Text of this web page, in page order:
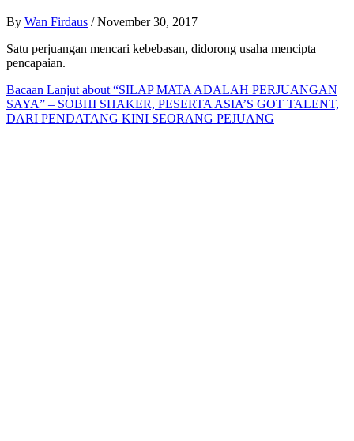
By Wan Firdaus / November 30, 2017
Satu perjuangan mencari kebebasan, didorong usaha mencipta
pencapaian.
Bacaan Lanjut about “SILAP MATA ADALAH PERJUANGAN
SAYA” – SOBHI SHAKER, PESERTA ASIA’S GOT TALENT,
DARI PENDATANG KINI SEORANG PEJUANG